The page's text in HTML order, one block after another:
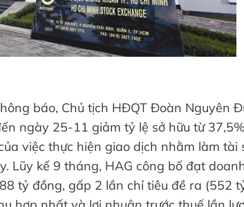
báo, Chủ tịch HĐQT Đoàn Nguyên
ngày 25-11 giảm tỷ lệ sở hữu từ 37,5%
việc thực hiện giao dịch nhằm làm tài
Lũy kế 9 tháng, HAG công bố đạt doanh
tỷ đồng, gấp 2 lần chỉ tiêu đề ra (552
hợp nhất và lợi nhuận trước thuế lần